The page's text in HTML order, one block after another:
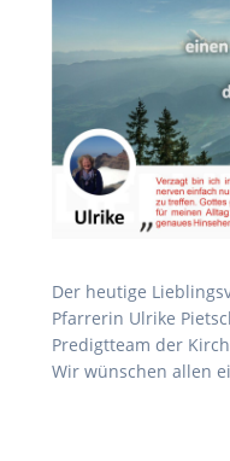
Der heutige
Pfarrerin Ulrike
Predigtteam der
Wir wünschen allen